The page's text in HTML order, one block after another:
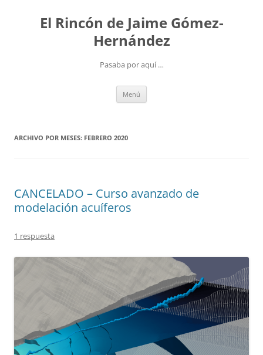
contenidoEl Rincón de Jaime Gómez-
Hernández
Pasaba por aquí …
Menú
ARCHIVO POR MESES: FEBRERO 2020
CANCELADO – Curso avanzado de
modelación acuíferos
1 respuesta